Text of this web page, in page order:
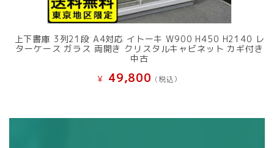
上下書庫 3列21段 A4対応 イトーキ W900 H450 H2140 レ
ターケース ガラス 両開き クリスタルキャビネット カギ付き
中古
¥ 49,800 (税込）